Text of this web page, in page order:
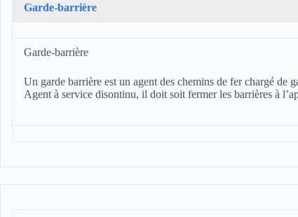
Garde-barrière
Garde-barrière
Un garde barrière est un agent des chemins de fer chargé de
Agent à service disontinu, il doit soit fermer les barrières à